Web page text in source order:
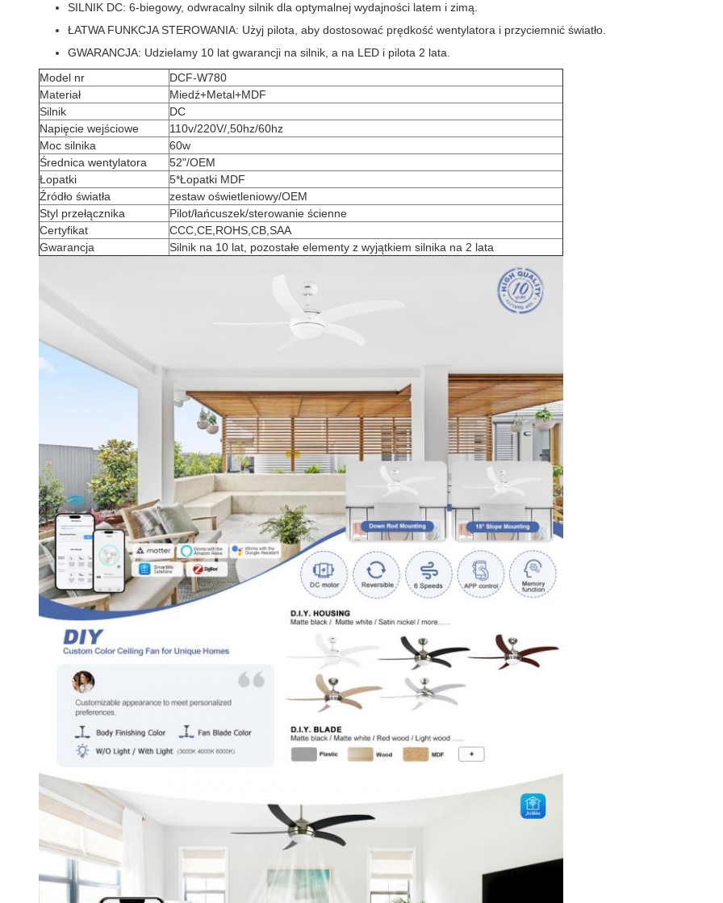
SILNIK DC: 6-biegowy, odwracalny silnik dla optymalnej wydajności latem i zimą.
ŁATWA FUNKCJA STEROWANIA: Użyj pilota, aby dostosować prędkość wentylatora i przyciemnić światło.
GWARANCJA: Udzielamy 10 lat gwarancji na silnik, a na LED i pilota 2 lata.
Model nr
DCF-W780
Materiał
Miedź+Metal+MDF
Silnik
DC
Napięcie wejściowe
110v/220V/,50hz/60hz
Moc silnika
60w
Średnica wentylatora
52"/OEM
Łopatki
5*Łopatki MDF
Źródło światła
zestaw oświetleniowy/OEM
Styl przełącznika
Pilot/łańcuszek/sterowanie ścienne
Certyfikat
CCC,CE,ROHS,CB,SAA
Gwarancja
Silnik na 10 lat, pozostałe elementy z wyjątkiem silnika na 2 lata